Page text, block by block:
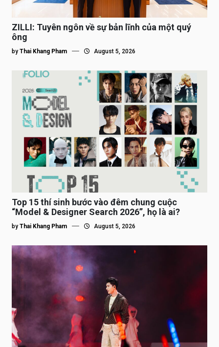
ZILLI: Tuyên ngôn về sự bản lĩnh của một quý
ông
by Thai Khang Pham August 5, 2026
Top 15 thí sinh bước vào đêm chung cuộc
“Model & Designer Search 2026”, họ là ai?
by Thai Khang Pham August 5, 2026